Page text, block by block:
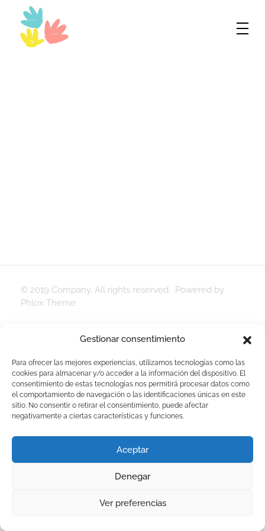
Gestionar consentimiento
Para ofrecer las mejores experiencias, utilizamos tecnologías como las
cookies para almacenar y/o acceder a la información del dispositivo. El
consentimiento de estas tecnologías nos permitirá procesar datos como
el comportamiento de navegación o las identificaciones únicas en este
sitio. No consentir o retirar el consentimiento, puede afectar
negativamente a ciertas características y funciones.
Aceptar
Denegar
Ver preferencias
© 2019 Company. All rights reserved. Powered by
Phlox Theme